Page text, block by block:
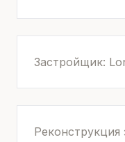
Застройщик: